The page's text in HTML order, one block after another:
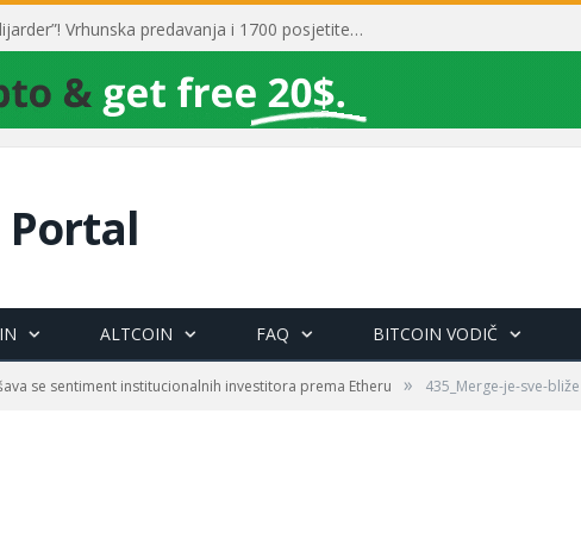
Toni Milun postao “milijarder”! Vrhunska predavanja i 1700 posjetitelja obilježili su mjesec financijske pismenosti
ALTCOIN FAQ BITCOIN VODIČ
se sentiment institucionalnih investitora prema Etheru » 435_Merge-je-sve-bliže